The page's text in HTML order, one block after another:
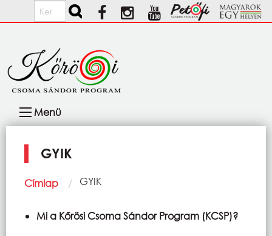
Ugrás a tartalomra
Keresés
navigáció
Menü
GYIK
Morzsa
Címlap Current:
GYIK
Mi a Kőrösi Csoma Sándor Program (KCSP)?